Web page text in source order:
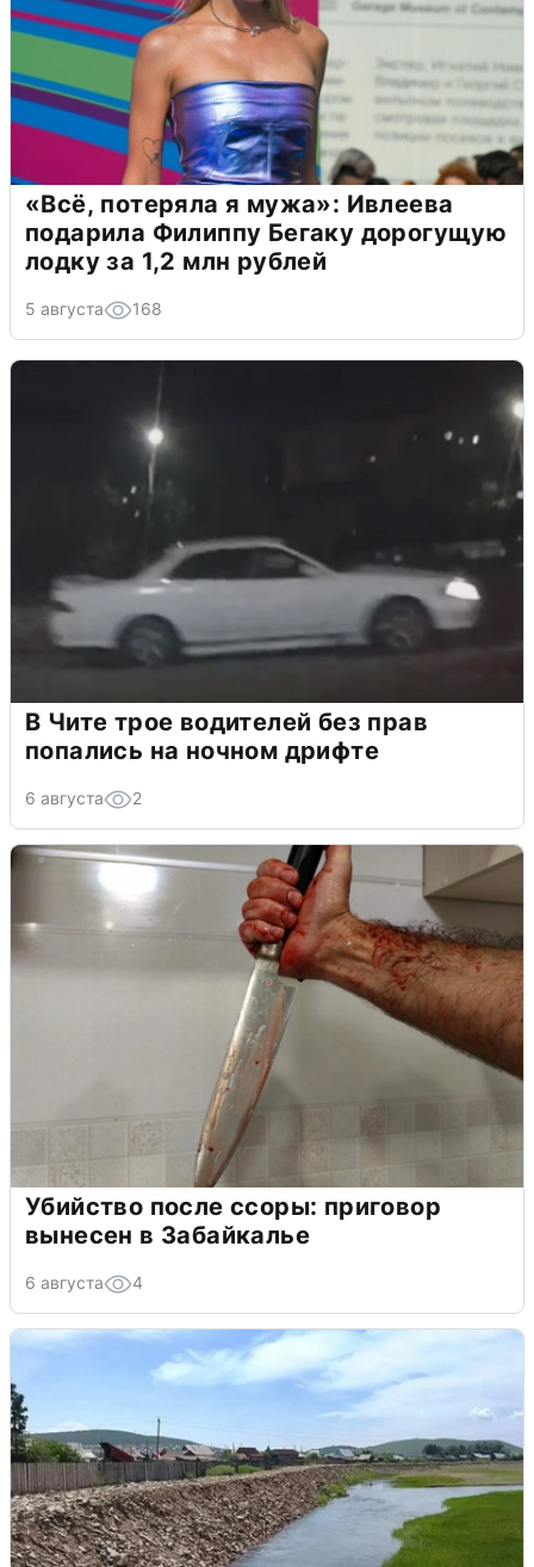
«Всё, потеряла я мужа»: Ивлеева
подарила Филиппу Бегаку дорогущую
лодку за 1,2 млн рублей
5 августа 168
В Чите трое водителей без прав
попались на ночном дрифте
6 августа 2
Убийство после ссоры: приговор
вынесен в Забайкалье
6 августа 4